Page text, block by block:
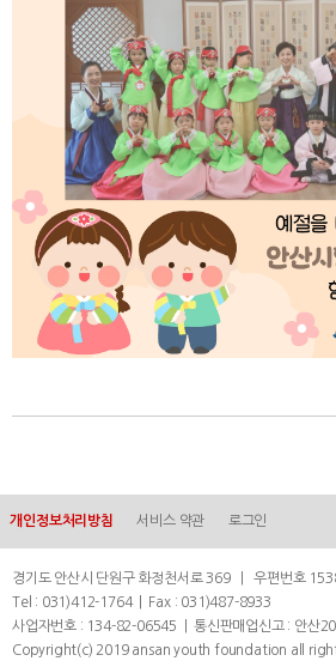
개인정보처리방침 서비스 약관 로그인
경기도 안산시 단원구 화정천서로 369 | 우편번호
Tel : 031)412-1764 | Fax : 031)487-8933
사업자번호 : 134-82-06545 | 통신판매업신고 : 안산
Copyright(c) 2019 ansan youth foundation all